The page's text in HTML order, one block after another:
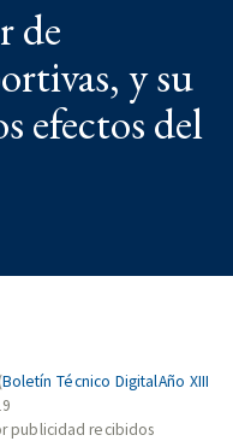
de
y su
efectos del
Boletín Técnico DigitalAño XIII
publicidad recibidos